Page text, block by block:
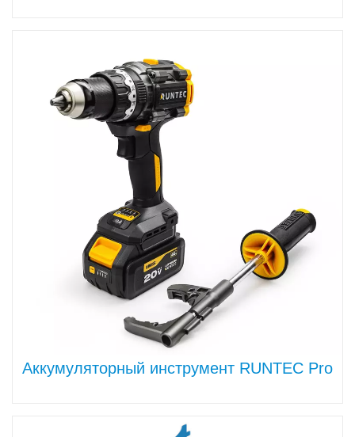
Аккумуляторный инструмент RUNTEC Pro